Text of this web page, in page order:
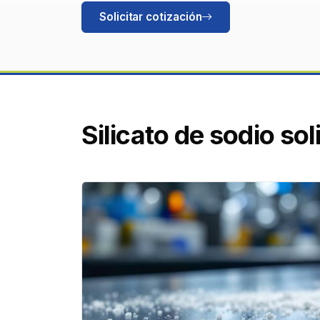
Solicitar cotización
Silicato de sodio